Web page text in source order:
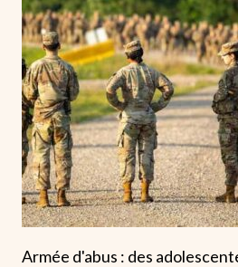
Armée d'abus : des